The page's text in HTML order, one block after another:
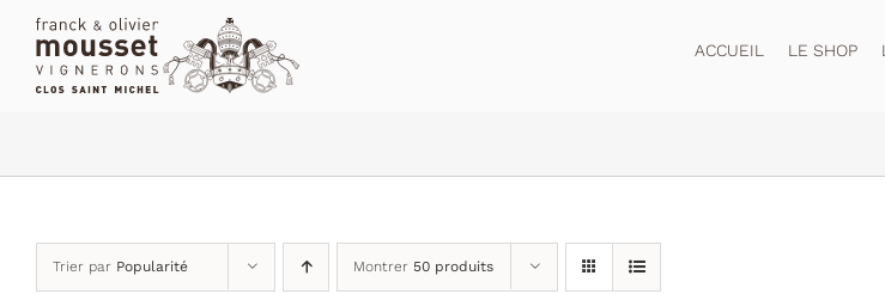
contenu
ACCUEIL LE SHOP
Trier par Popularité Montrer 50 produits